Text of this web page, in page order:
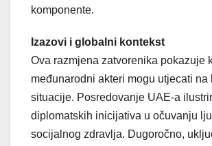
komponente.
Izazovi i globalni kontekst
Ova razmjena zatvorenika pokazuje
međunarodni akteri mogu utjecati na
situacije. Posredovanje UAE-a
diplomatskih inicijativa u očuvanju
socijalnog zdravlja. Dugoročno,